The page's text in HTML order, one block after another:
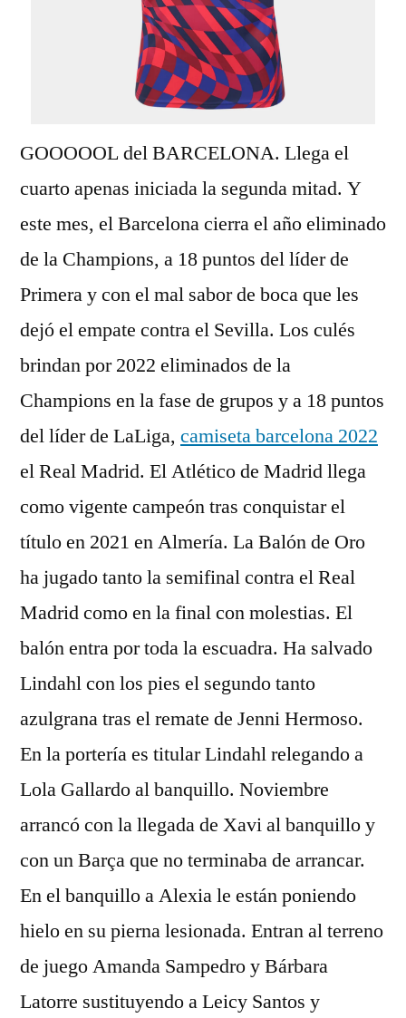
GOOOOOL del BARCELONA. Llega el
cuarto apenas iniciada la segunda mitad. Y
este mes, el Barcelona cierra el año eliminado
de la Champions, a 18 puntos del líder de
Primera y con el mal sabor de boca que les
dejó el empate contra el Sevilla. Los culés
brindan por 2022 eliminados de la
Champions en la fase de grupos y a 18 puntos
del líder de LaLiga, camiseta barcelona 2022
el Real Madrid. El Atlético de Madrid llega
como vigente campeón tras conquistar el
título en 2021 en Almería. La Balón de Oro
ha jugado tanto la semifinal contra el Real
Madrid como en la final con molestias. El
balón entra por toda la escuadra. Ha salvado
Lindahl con los pies el segundo tanto
azulgrana tras el remate de Jenni Hermoso.
En la portería es titular Lindahl relegando a
Lola Gallardo al banquillo. Noviembre
arrancó con la llegada de Xavi al banquillo y
con un Barça que no terminaba de arrancar.
En el banquillo a Alexia le están poniendo
hielo en su pierna lesionada. Entran al terreno
de juego Amanda Sampedro y Bárbara
Latorre sustituyendo a Leicy Santos y